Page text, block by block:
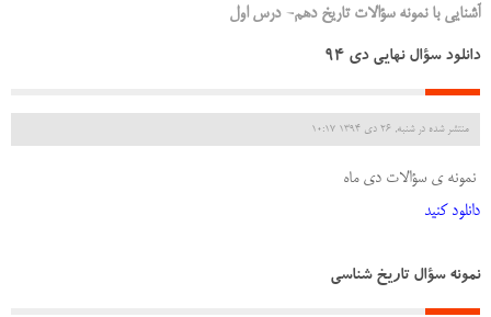
آشنایی با نمونه سؤالات تاریخ دهم- درس اول
دانلود سؤال نهایی دی 94
منتشر شده در شنبه, 26 دی 1394 10:17
نمونه ی سؤالات دی ماه
دانلود کنید
نمونه سؤال تاریخ شناسی